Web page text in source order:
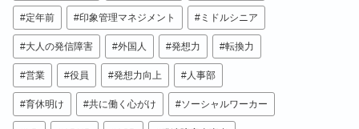
定年前 印象管理マネジメント ミドルシニア
大人の発信障害 外国人 発想力 転換力
営業 役員 発想力向上 人事部
育休明け 共に働く心がけ ソーシャルワーカー